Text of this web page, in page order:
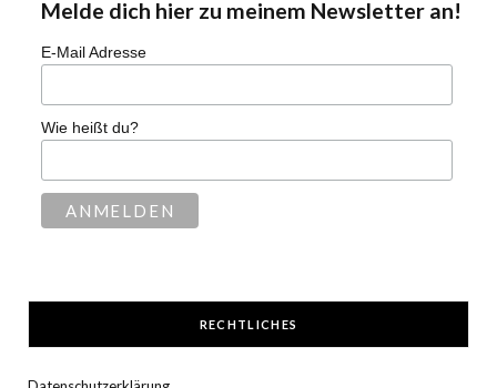
Melde dich hier zu meinem Newsletter an!
E-Mail Adresse
Wie heißt du?
RECHTLICHES